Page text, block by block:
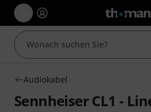
Audiokabel
Sennheiser CL1 -